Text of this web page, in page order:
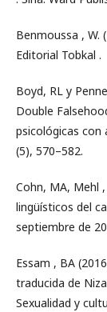
Benmoussa , W.
Editorial Tobkal .
Boyd, RL y
Double
psicológicas con
(5), 570–582.
Cohn, MA, Mehl
lingüísticos del
septiembre de
Essam , BA
traducida de
Sexualidad y